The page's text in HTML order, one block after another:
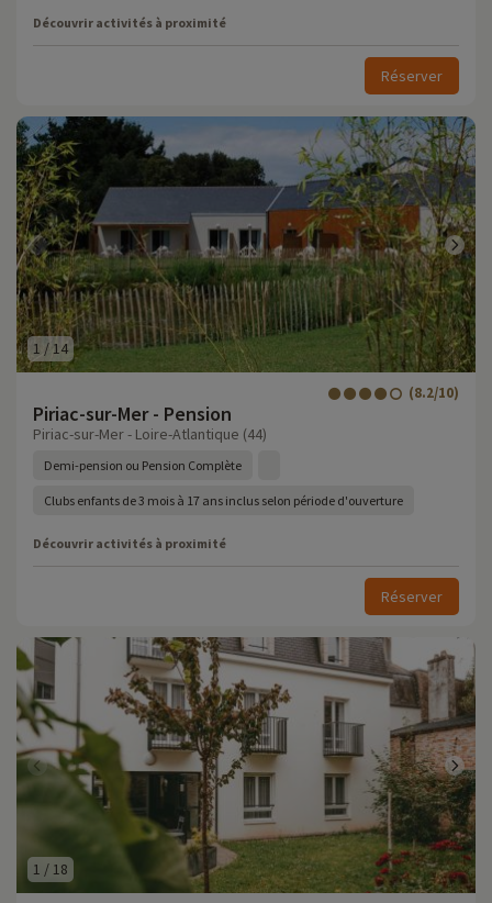
Découvrir activités à proximité
Réserver
1 /14
Piriac-sur-Mer - Pension
(8.2/10)
Piriac-sur-Mer - Loire-Atlantique (44)
Demi-pension ou Pension Complète
Clubs enfants de 3 mois à 17 ans inclus selon période d'ouverture
Découvrir activités à proximité
Réserver
1 / 18